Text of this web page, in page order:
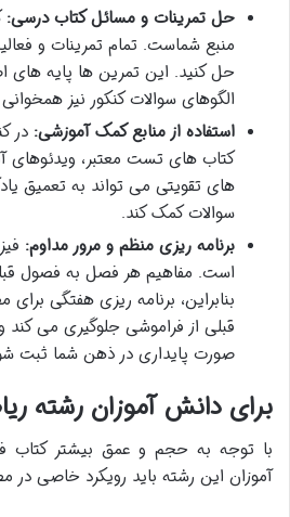
حل تمرینات و مسائل کتاب درسی:
منبع شماست. تمام تمرینات و
حل کنید. این تمرین ها پایه های
الگوهای سوالات کنکور نیز همخوانی
استفاده از منابع کمک آموزشی: در
کتاب های تست معتبر، ویدئوهای
های تقویتی می تواند به تعمیق
سوالات کمک کند.
برنامه ریزی منظم و مرور مداوم:
است. مفاهیم هر فصل به فصول
بنابراین، برنامه ریزی هفتگی
قبلی از فراموشی جلوگیری می
صورت پایداری در ذهن شما ثبت
برای دانش آموزان رشته
با توجه به حجم و عمق بیشتر کتاب
آموزان این رشته باید رویکرد خاصی در